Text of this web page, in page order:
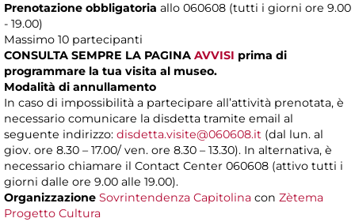
Prenotazione obbligatoria allo 060608 (tutti i giorni ore 9.00
- 19.00)
Massimo 10 partecipanti
CONSULTA SEMPRE LA PAGINA AVVISI prima di
programmare la tua visita al museo.
Modalità di annullamento
In caso di impossibilità a partecipare all’attività prenotata, è
necessario comunicare la disdetta tramite email al
seguente indirizzo: disdetta.visite@060608.it (dal lun. al
giov. ore 8.30 – 17.00/ ven. ore 8.30 – 13.30). In alternativa, è
necessario chiamare il Contact Center 060608 (attivo tutti i
giorni dalle ore 9.00 alle 19.00).
Organizzazione Sovrintendenza Capitolina con Zètema
Progetto Cultura